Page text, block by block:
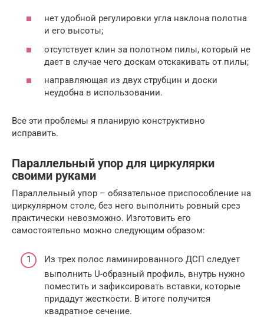
нет удобной регулировки угла наклона полотна
и его высоты;
отсутствует клин за полотном пилы, который не
дает в случае чего доскам отскакивать от пилы;
направляющая из двух струбцин и доски
неудобна в использовании.
Все эти проблемы я планирую конструктивно
исправить.
Параллельный упор для циркулярки
своими руками
Параллельный упор – обязательное приспособление на
циркулярном столе, без него выполнить ровный срез
практически невозможно. Изготовить его
самостоятельно можно следующим образом:
Из трех полос ламинированного ДСП следует
выполнить U-образный профиль, внутрь нужно
поместить и зафиксировать вставки, которые
придадут жесткости. В итоге получится
квадратное сечение.